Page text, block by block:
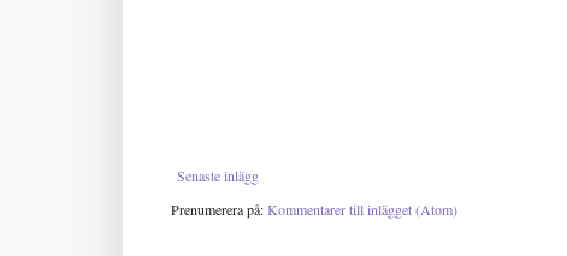
Senaste inlägg
Prenumerera på:Kommentarer till inlägget (Atom)